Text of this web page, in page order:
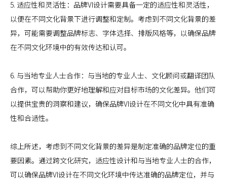
5. 适应性和灵活性：品牌VI设计需要具备一定的适应性和灵活性，
以便在不同文化背景下进行调整和定制。考虑到不同文化背景的差
异，可能需要调整品牌标志、字体选择、排版风格等，以确保品牌
在不同文化环境中的有效传达和认可。
6. 与当地专业人士合作：与当地的专业人士、文化顾问或翻译团队
合作，可以帮助你更好地理解和应对目标市场的文化差异。他们可
以提供宝贵的洞察和建议，确保品牌VI设计在不同文化中具有准确
性和合适性。
综上所述，考虑到不同文化背景的差异是制定准确的品牌定位的重
要因素。通过跨文化研究，适应性设计和与当地专业人士的合作，
可以确保品牌VI设计在不同文化环境中传达准确的品牌定位，并与